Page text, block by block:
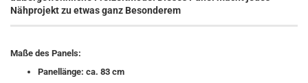
Nähprojekt zu etwas ganz Besonderem
Maße des Panels:
Panellänge: ca. 83 cm